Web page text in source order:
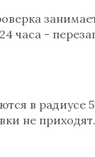
часа -
в радиусе
не приходят.